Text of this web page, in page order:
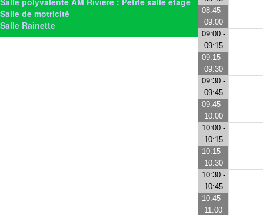
Salle de motricité
Salle Rainette
08:45 -
09:00
09:00 -
09:15
09:15 -
09:30
09:30 -
09:45
09:45 -
10:00
10:00 -
10:15
10:15 -
10:30
10:30 -
10:45
10:45 -
11:00